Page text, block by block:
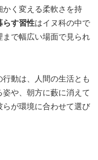
かく変える柔軟さを持
らす習性はイヌ科の中で
まで幅広い場面で見られ
動は、人間の生活とも
や、朝方に藪に消えて
が環境に合わせて選び